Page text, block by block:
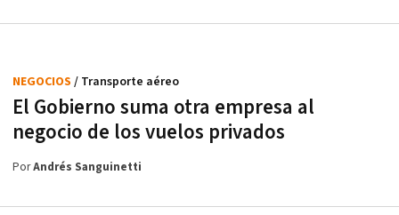
El Gobierno suma otra empresa al
negocio de los vuelos privados
NEGOCIOS / Transporte aéreo
PorAndrés Sanguinetti